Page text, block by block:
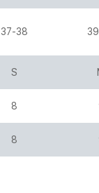
37-38
S
8
8